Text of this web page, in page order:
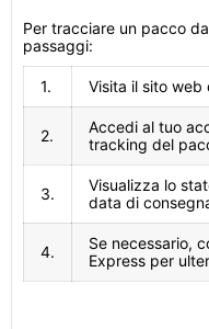
Per tracciare un pacco
passaggi:
1. Visita il sito web
2.
Accedi al tuo
tracking del
3.
Visualizza lo
data di
4.
Se necessario,
Express per